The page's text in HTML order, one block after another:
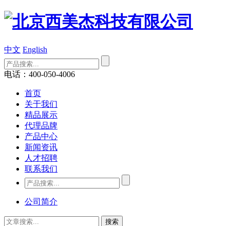
中文 English
电话：400-050-4006
首页
关于我们
精品展示
代理品牌
产品中心
新闻资讯
人才招聘
联系我们
公司简介